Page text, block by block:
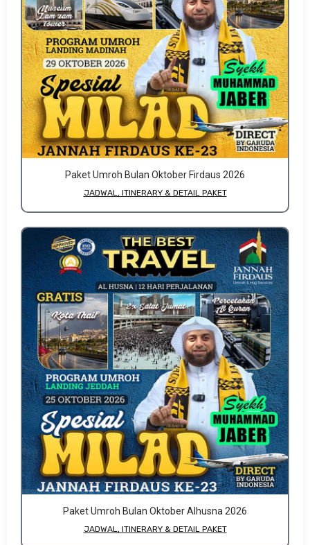
Paket Umroh Bulan Oktober Firdaus 2026
JADWAL, ITINERARY & DETAIL PAKET
Paket Umroh Bulan Oktober Alhusna 2026
JADWAL, ITINERARY & DETAIL PAKET